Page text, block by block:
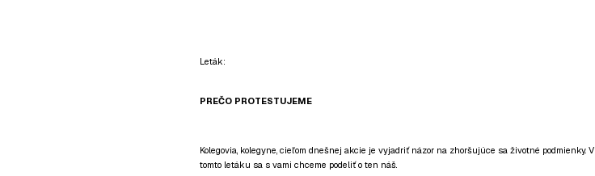
Leták:
PREČO PROTESTUJEME
Kolegovia, kolegyne, cieľom dnešnej akcie je vyjadriť názor na zhoršujúce sa životné podmienky. V
tomto letáku sa s vami chceme podeliť o ten náš.